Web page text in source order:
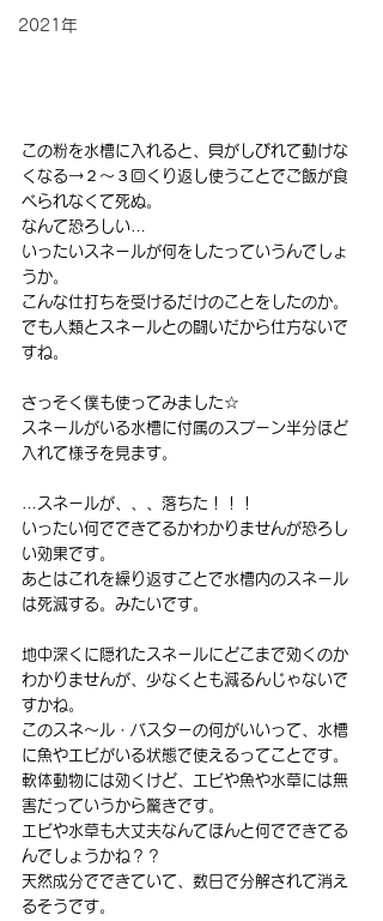
2021年
この粉を水槽に入れると、貝がしびれて動けな
くなる→２～３回くり返し使うことでご飯が食
べられなくて死ぬ。
なんて恐ろしい…
いったいスネールが何をしたっていうんでしょ
うか。
こんな仕打ちを受けるだけのことをしたのか。
でも人類とスネールとの闘いだから仕方ないで
すね。
さっそく僕も使ってみました☆
スネールがいる水槽に付属のスプーン半分ほど
入れて様子を見ます。
…スネールが、、、落ちた！！！
いったい何でできてるかわかりませんが恐ろし
い効果です。
あとはこれを繰り返すことで水槽内のスネール
は死滅する。みたいです。
地中深くに隠れたスネールにどこまで効くのか
わかりませんが、少なくとも減るんじゃないで
すかね。
このスネ～ル・バスターの何がいいって、水槽
に魚やエビがいる状態で使えるってことです。
軟体動物には効くけど、エビや魚や水草には無
害だっていうから驚きです。
エビや水草も大丈夫なんてほんと何でできてる
んでしょうかね？？
天然成分でできていて、数日で分解されて消え
るそうです。